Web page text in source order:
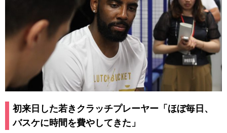
初来日した若きクラッチプレーヤー「ほぼ毎日、
バスケに時間を費やしてきた」